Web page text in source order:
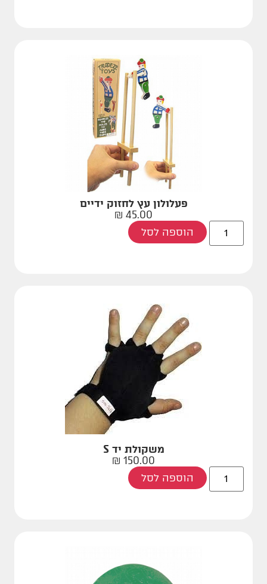
פעלולון עץ לחזוק ידיים
45.00
₪
הוספה לסל
משקולת יד S
150.00
₪
הוספה לסל